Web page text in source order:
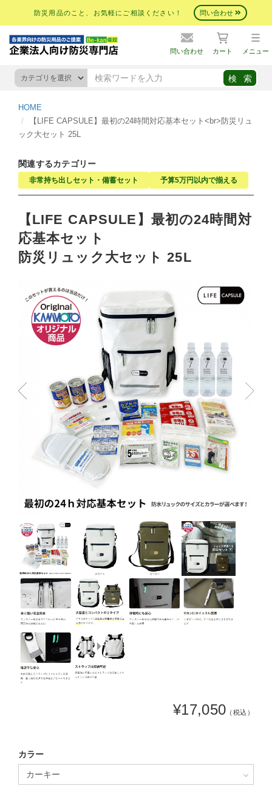
防災用品のこと、お気軽にご相談ください！ 問い合わせ
問い合わせ カート メニュー
HOME
【LIFE CAPSULE】最初の24時間対応基本セット<br>防災リュ
ック大セット 25L
関連するカテゴリー
非常持ち出しセット・備蓄セット 予算5万円以内で揃える
【LIFE CAPSULE】最初の24時間対
応基本セット
防災リュック大セット 25L
¥17,050 （税込）
カラー